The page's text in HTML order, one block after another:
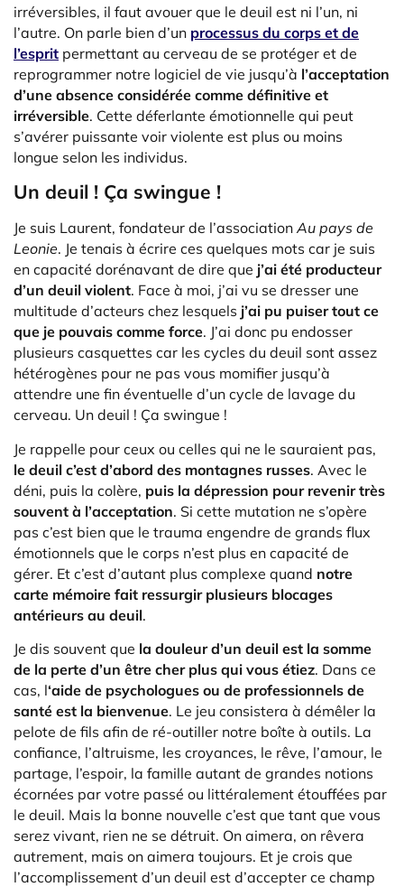
irréversibles, il faut avouer que le deuil est ni l’un, ni
l’autre. On parle bien d’un processus du corps et de
l’esprit permettant au cerveau de se protéger et de
reprogrammer notre logiciel de vie jusqu’à l’acceptation
d’une absence considérée comme définitive et
irréversible. Cette déferlante émotionnelle qui peut
s’avérer puissante voir violente est plus ou moins
longue selon les individus.
Un deuil ! Ça swingue !
Je suis Laurent, fondateur de l’association Au pays de
Leonie. Je tenais à écrire ces quelques mots car je suis
en capacité dorénavant de dire que j’ai été producteur
d’un deuil violent. Face à moi, j’ai vu se dresser une
multitude d’acteurs chez lesquels j’ai pu puiser tout ce
que je pouvais comme force. J’ai donc pu endosser
plusieurs casquettes car les cycles du deuil sont assez
hétérogènes pour ne pas vous momifier jusqu’à
attendre une fin éventuelle d’un cycle de lavage du
cerveau. Un deuil ! Ça swingue !
Je rappelle pour ceux ou celles qui ne le sauraient pas,
le deuil c’est d’abord des montagnes russes. Avec le
déni, puis la colère, puis la dépression pour revenir très
souvent à l’acceptation. Si cette mutation ne s’opère
pas c’est bien que le trauma engendre de grands flux
émotionnels que le corps n’est plus en capacité de
gérer. Et c’est d’autant plus complexe quand notre
carte mémoire fait ressurgir plusieurs blocages
antérieurs au deuil.
Je dis souvent que la douleur d’un deuil est la somme
de la perte d’un être cher plus qui vous étiez. Dans ce
cas, l‘aide de psychologues ou de professionnels de
santé est la bienvenue. Le jeu consistera à démêler la
pelote de fils afin de ré-outiller notre boîte à outils. La
confiance, l’altruisme, les croyances, le rêve, l’amour, le
partage, l’espoir, la famille autant de grandes notions
écornées par votre passé ou littéralement étouffées par
le deuil. Mais la bonne nouvelle c’est que tant que vous
serez vivant, rien ne se détruit. On aimera, on rêvera
autrement, mais on aimera toujours. Et je crois que
l’accomplissement d’un deuil est d’accepter ce champ